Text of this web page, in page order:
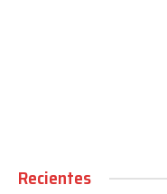
Recientes